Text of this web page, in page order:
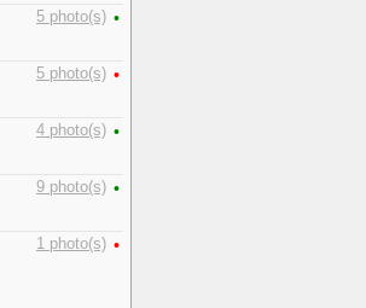
5 photo(s) •
5 photo(s) •
4 photo(s) •
9 photo(s) •
1 photo(s) •